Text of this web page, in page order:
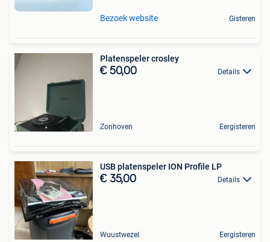
Bezoek website Gisteren
Platenspeler crosley
€ 50,00 Details
Zonhoven Eergisteren
USB platenspeler ION Profile LP
€ 35,00 Details
Wuustwezel Eergisteren